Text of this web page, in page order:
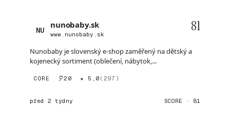
NU
nunobaby.sk
www.nunobaby.sk
81
Nunobaby je slovenský e-shop zaměřený na dětský a
kojenecký sortiment (oblečení, nábytok,...
CORE 20 ★ 5,0 (297)
před 2 týdny SCORE · 81